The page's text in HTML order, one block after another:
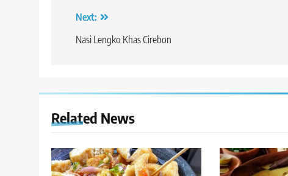
Post
navigation
Next:
Nasi Lengko Khas Cirebon
Related News